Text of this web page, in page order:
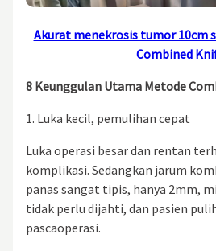
Akurat menekrosis tumor 10cm
Combined
8 Keunggulan Utama Metode
1. Luka kecil, pemulihan cepat
Luka operasi besar dan rentan
komplikasi. Sedangkan jarum
panas sangat tipis, hanya 2mm,
tidak perlu dijahti, dan pasien
pascaoperasi.